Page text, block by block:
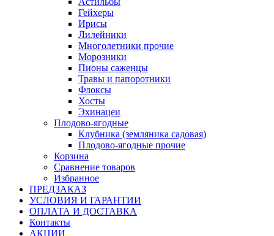
Гейхеры
Ирисы
Лилейники
Многолетники прочие
Морозники
Пионы саженцы
Травы и папоротники
Флоксы
Хосты
Эхинацеи
Плодово-ягодные
Клубника (земляника садовая)
Плодово-ягодные прочие
Корзина
Сравнение товаров
Избранное
ПРЕДЗАКАЗ
УСЛОВИЯ И ГАРАНТИИ
ОПЛАТА И ДОСТАВКА
Контакты
АКЦИИ